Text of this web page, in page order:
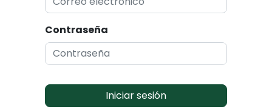
Contraseña
Iniciar sesión